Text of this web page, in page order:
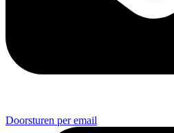
Doorsturen per email